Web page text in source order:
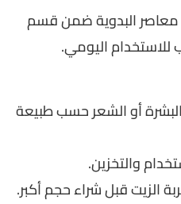
البدوية ضمن قسم
للاستخدام اليومي.
أو الشعر حسب طبيعة
والتخزين.
الزيت قبل شراء حجم أكبر.